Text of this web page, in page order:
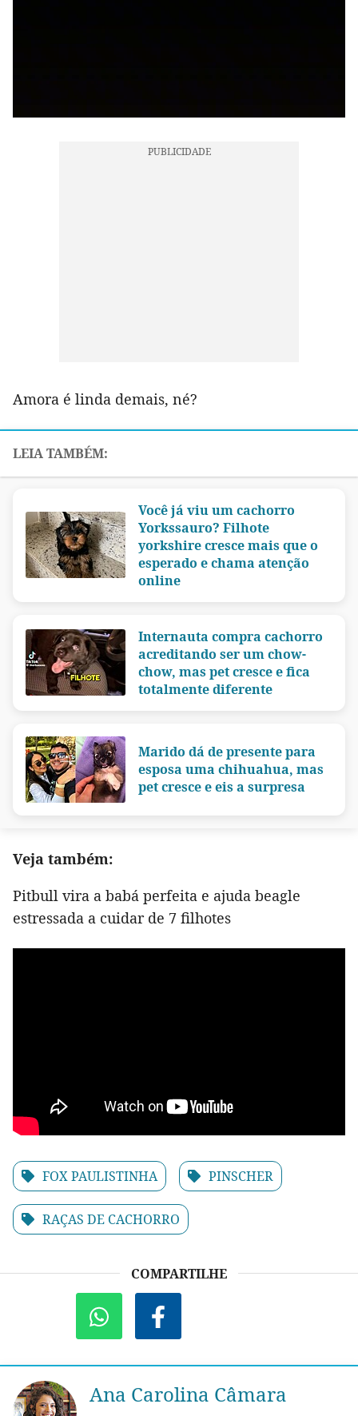
Amora é linda demais, né?
Você já viu um cachorro
Yorkssauro? Filhote
yorkshire cresce mais que o
esperado e chama atenção
online
Internauta compra cachorro
acreditando ser um chow-
chow, mas pet cresce e fica
totalmente diferente
Marido dá de presente para
esposa uma chihuahua, mas
pet cresce e eis a surpresa
Veja também:
Pitbull vira a babá perfeita e ajuda beagle
estressada a cuidar de 7 filhotes
FOX PAULISTINHA PINSCHER
RAÇAS DE CACHORRO
COMPARTILHE
Ana Carolina Câmara